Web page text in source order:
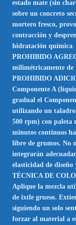
estado mate (sin
sobre un concreto
mortero fresco,
contracción y
hidratación química
PROHIBIDO
milimétricamente
PROHIBIDO
Componente A
gradual el
utilizando un
500 rpm) con paleta
minutos continuos
libre de grumos. No
integrarán
elasticidad de
TÉCNICA DE
Aplique la mezcla
de ixtle grueso.
siguiendo un solo
forzar al material a